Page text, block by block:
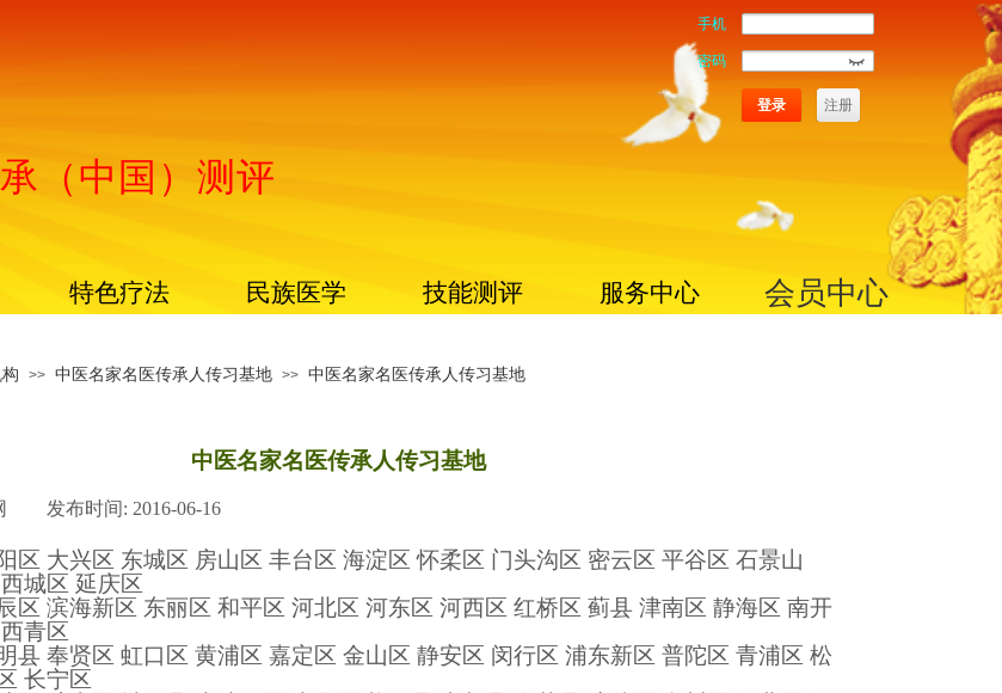
特色疗法 民族医学 技能测评 服务中心 会员中心
（中国）测评
手机
密码
登录 注册
>> 中医名家名医传承人传习基地 >> 中医名家名医传承人传习基地
中医名家名医传承人传习基地
发布时间: 2016-06-16
区 大兴区 东城区 房山区 丰台区 海淀区 怀柔区 门头沟区 密云区 平谷区 石景山
城区 延庆区
区 滨海新区 东丽区 和平区 河北区 河东区 河西区 红桥区 蓟县 津南区 静海区 南开
青区
县 奉贤区 虹口区 黄浦区 嘉定区 金山区 静安区 闵行区 浦东新区 普陀区 青浦区 松
长宁区